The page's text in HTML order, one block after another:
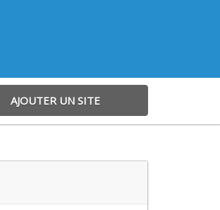
AJOUTER UN SITE